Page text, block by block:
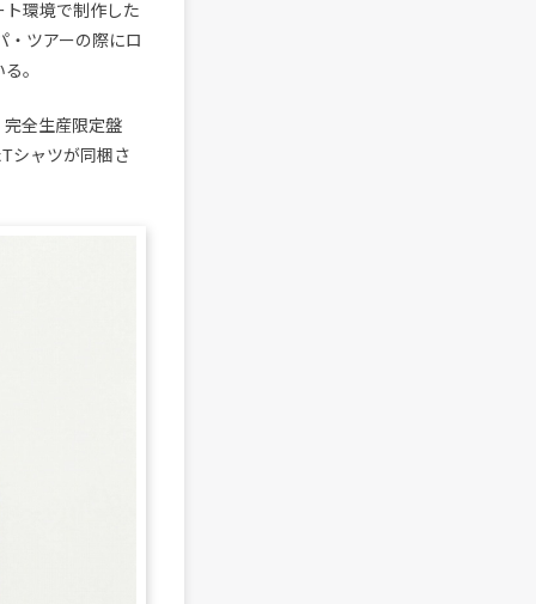
環境で制作した
・ツアーの際にロ
。
完全生産限定盤
シャツが同梱さ